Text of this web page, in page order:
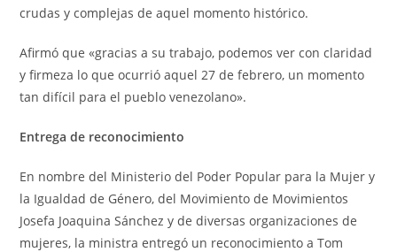
crudas y complejas de aquel momento histórico.
Afirmó que «gracias a su trabajo, podemos ver con claridad
y firmeza lo que ocurrió aquel 27 de febrero, un momento
tan difícil para el pueblo venezolano».
Entrega de reconocimiento
En nombre del Ministerio del Poder Popular para la Mujer y
la Igualdad de Género, del Movimiento de Movimientos
Josefa Joaquina Sánchez y de diversas organizaciones de
mujeres, la ministra entregó un reconocimiento a Tom